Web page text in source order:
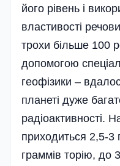
його рівень і
властивості
трохи більше 100
допомогою
геофізики –
планеті дуже
радіоактивності.
приходиться 2,5-3
граммів торію, до